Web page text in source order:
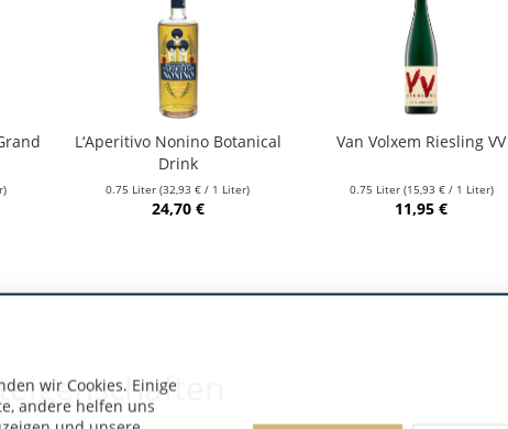
L‘Aperitivo Nonino Botanical
Drink
0.75 Liter(32,93 € / 1 Liter)
24,70 €
Van Volxem Riesling VV
0.75 Liter (15,93 € / 1 Liter)
11,95 €
wir Cookies. Einige
andere helfen uns